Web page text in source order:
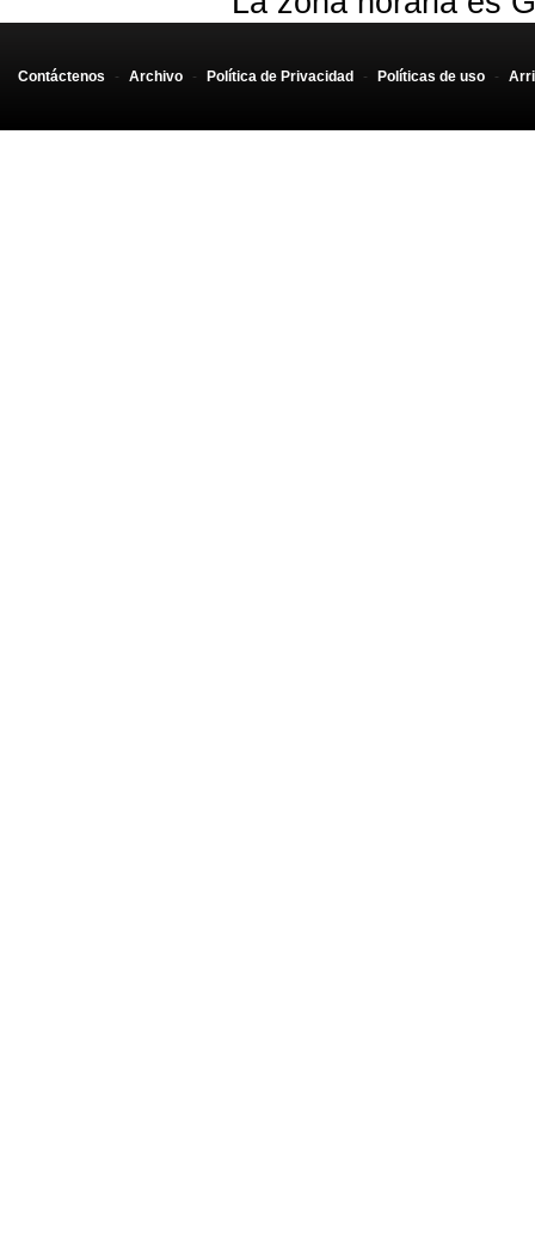
Contáctenos - Archivo - Política de Privacidad - Políticas de uso -